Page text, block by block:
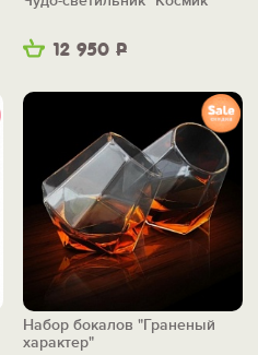
12 950 Р
Набор бокалов "Граненый
характер"